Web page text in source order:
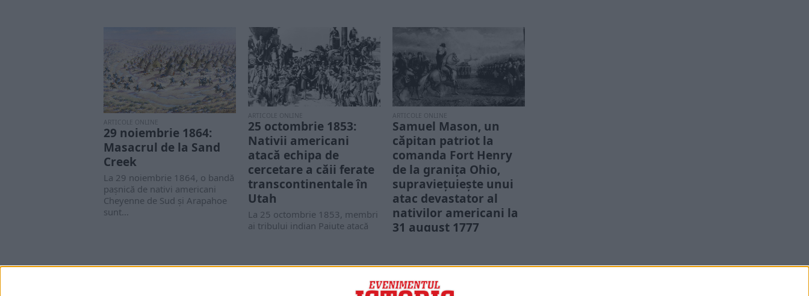
ARTICOLE ONLINE
29 noiembrie 1864:
Masacrul de la Sand
Creek
La 29 noiembrie 1864, o bandă
pașnică de nativi americani
Cheyenne de Sud și Arapahoe
sunt...
ARTICOLE ONLINE
25 octombrie 1853:
Nativii americani
atacă echipa de
cercetare a căii ferate
transcontinentale în
Utah
La 25 octombrie 1853, membri
ai tribului indian Paiute atacă
ARTICOLE ONLINE
Samuel Mason, un
căpitan patriot la
comanda Fort Henry
de la granița Ohio,
supraviețuiește unui
atac devastator al
nativilor americani la
31 august 1777
devenit ofițer de miliție și a...